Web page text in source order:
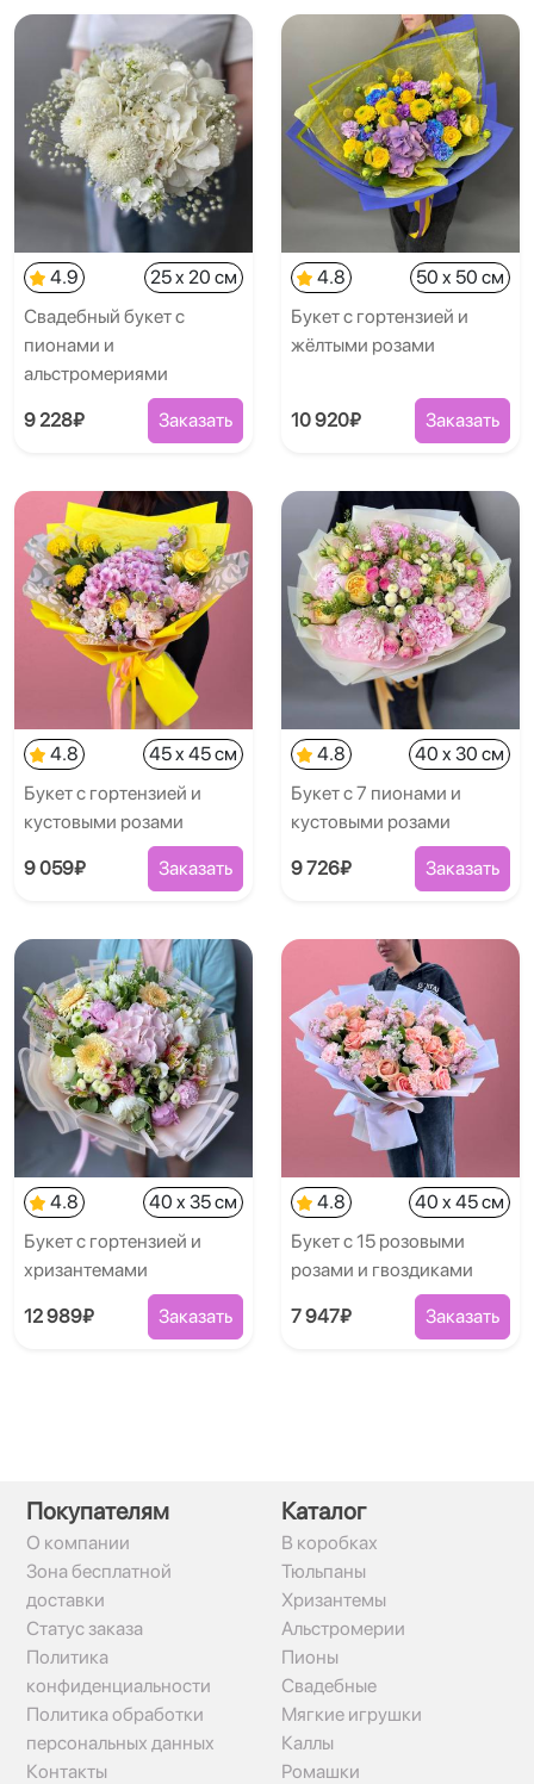
4.9
25 x 20 см
Свадебный букет с
пионами и
альстромериями
9 228₽ Заказать
4.8
50 x 50 см
Букет с гортензией и
жёлтыми розами
10 920₽ Заказать
4.8
45 x 45 см
Букет с гортензией и
кустовыми розами
9 059₽ Заказать
4.8
40 x 30 см
Букет с 7 пионами и
кустовыми розами
9 726₽ Заказать
4.8
40 x 35 см
Букет с гортензией и
хризантемами
12 989₽ Заказать
4.8
40 x 45 см
Букет с 15 розовыми
розами и гвоздиками
7 947₽ Заказать
Покупателям
О компании
Зона бесплатной
доставки
Статус заказа
Политика
конфиденциальности
Политика обработки
персональных данных
Контакты
Каталог
В коробках
Тюльпаны
Хризантемы
Альстромерии
Пионы
Свадебные
Мягкие игрушки
Каллы
Ромашки